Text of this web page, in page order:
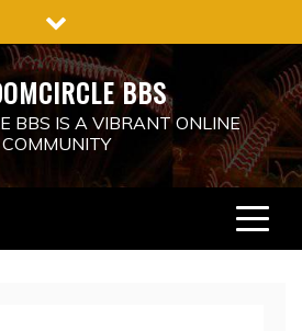
BBS
BBS IS A VIBRANT ONLINE
COMMUNITY